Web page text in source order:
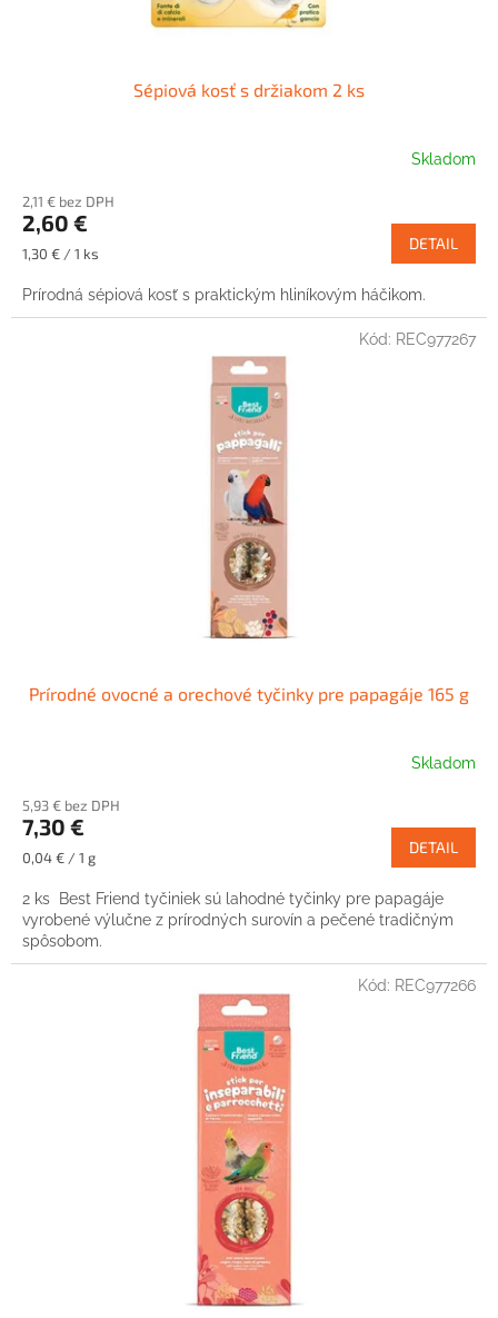
Sépiová kosť s držiakom 2 ks
Skladom
2,11 € bez DPH
2,60 €
Jednotková
1,30 € / 1 ks
DETAIL
Prírodná sépiová kosť s praktickým hliníkovým háčikom.
Prírodné ovocné a orechové tyčinky pre papagáje 165 g
Skladom
5,93 € bez DPH
7,30 €
Jednotková
0,04 € / 1 g
DETAIL
2 ks Best Friend tyčiniek sú lahodné tyčinky pre papagáje
vyrobené výlučne z prírodných surovín a pečené tradičným
spôsobom.
Kód: REC977267
Kód: REC977266